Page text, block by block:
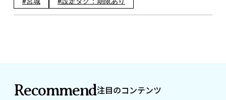
Recommend注目のコンテンツ